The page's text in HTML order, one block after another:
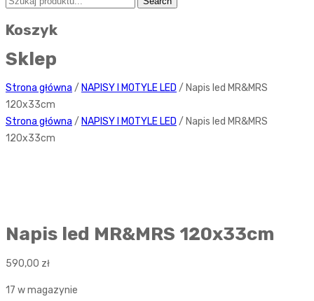
Koszyk
Sklep
Strona główna / NAPISY I MOTYLE LED / Napis led MR&MRS
120x33cm
Strona główna / NAPISY I MOTYLE LED / Napis led MR&MRS
120x33cm
Napis led MR&MRS 120x33cm
590,00 zł
17 w magazynie